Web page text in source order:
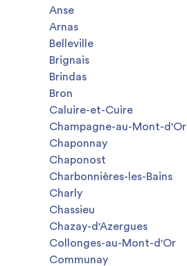
Anse
Arnas
Belleville
Brignais
Brindas
Bron
Caluire-et-Cuire
Champagne-au-Mont-d'Or
Chaponnay
Chaponost
Charbonnières-les-Bains
Charly
Chassieu
Chazay-d'Azergues
Collonges-au-Mont-d'Or
Communay